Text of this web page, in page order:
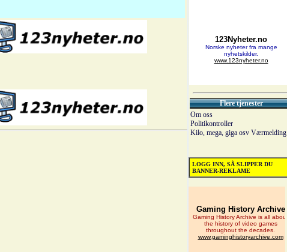
Flere tjenester
Om oss
Politikontroller
Kilo, mega, giga osv Værmelding
LOGG INN, SÅ SLIPPER DU
BANNER-REKLAME